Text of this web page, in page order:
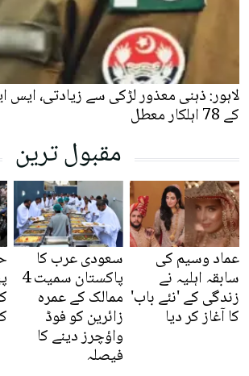
لاہور: ذہنی معذور لڑکی سے زیادتی، ایس
کے 78 اہلکار معطل
مقبول ترین
عماد وسیم کی
سابقہ اہلیہ نے
زندگی کے 'نئے باب'
کا آغاز کر دیا
سعودی عرب کا
پاکستان سمیت 4
ممالک کے عمرہ
زائرین کو فوڈ
واؤچرز دینے کا
فیصلہ